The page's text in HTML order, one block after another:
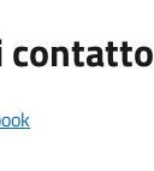
contatto